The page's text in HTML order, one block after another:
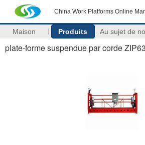
China Work Platforms Online
Maison Produits Au sujet de
plate-forme suspendue par corde